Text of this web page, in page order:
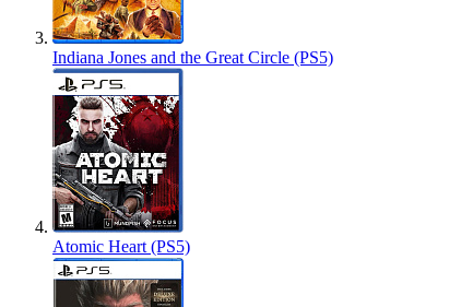
Indiana Jones and the Great Circle (PS5)
Atomic Heart (PS5)